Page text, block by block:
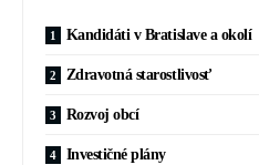
Kandidáti v Bratislave a okolí
Zdravotná starostlivosť
Rozvoj obcí
Investičné plány